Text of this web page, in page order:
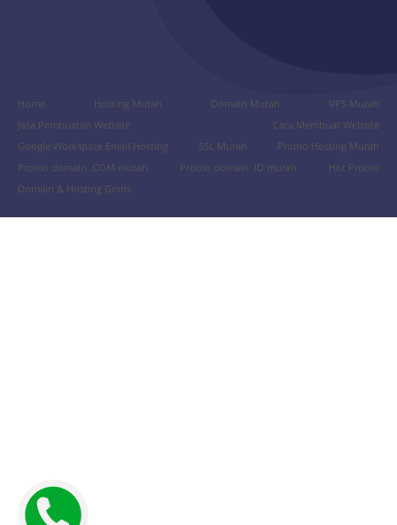
Home Hosting Murah Domain Murah
VPS Murah
Jasa Pembuatan Website
Cara Membuat Website
Google Workspace Email Hosting
SSL Murah
Promo Hosting Murah
Promo domain .COM murah
Promo domain .ID murah
Hot Promo
Domain & Hosting Gratis